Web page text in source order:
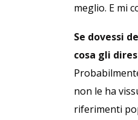
meglio. E mi
Se dovessi
cosa gli
non le ha
riferimenti